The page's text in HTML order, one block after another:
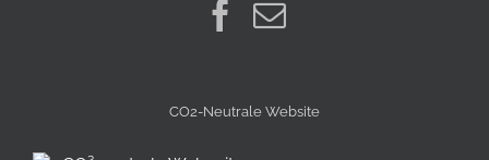
CO2-Neutrale Website